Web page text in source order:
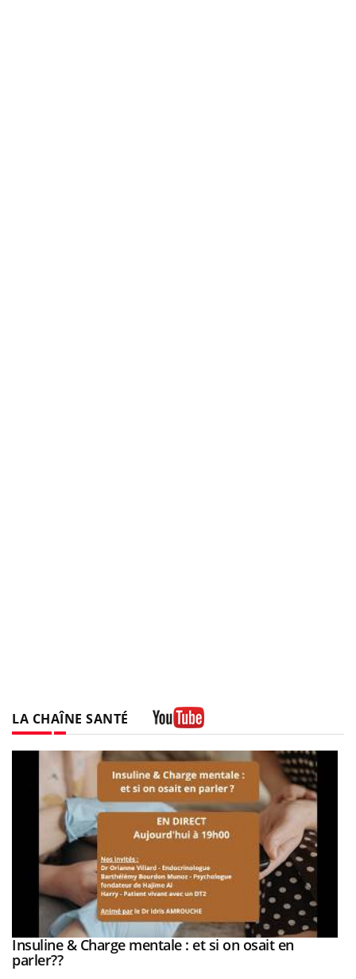
LA CHAÎNE SANTÉ
Youtube
Insuline & Charge mentale : et si on osait en
parler??Youtube